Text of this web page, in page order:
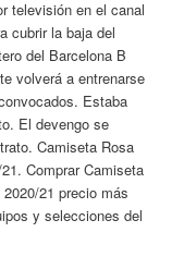
televisión en el canal
cubrir la baja del
del Barcelona B
volverá a entrenarse
Estaba
El devengo se
Camiseta Rosa
Comprar Camiseta
21 precio más
y selecciones del